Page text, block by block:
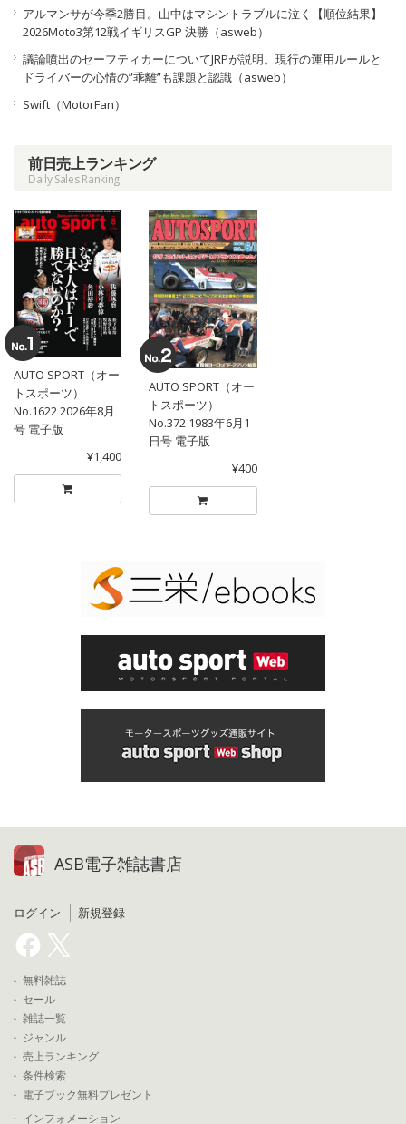
アルマンサが今季2勝目。山中はマシントラブルに泣く【順位結果】
2026Moto3第12戦イギリスGP 決勝（asweb）
議論噴出のセーフティカーについてJRPが説明。現行の運用ルールと
ドライバーの心情の”乖離”も課題と認識（asweb）
Swift（MotorFan）
前日売上ランキング
Daily Sales Ranking
AUTO SPORT（オー
トスポーツ）
No.1622 2026年8月
号 電子版
¥1,400
AUTO SPORT（オー
トスポーツ）
No.372 1983年6月1
日号 電子版
¥400
ASB電子雑誌書店
ログイン 新規登録
無料雑誌
セール
雑誌一覧
ジャンル
売上ランキング
条件検索
電子ブック無料プレゼント
インフォメーション